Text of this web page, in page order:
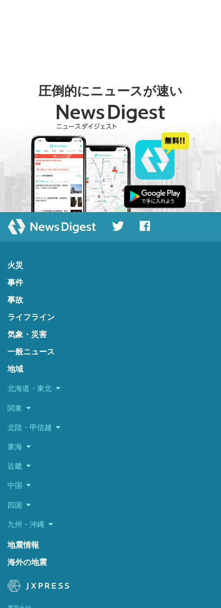
圧倒的にニュースが速い
火災
事件
事故
ライフライン
気象・災害
一般ニュース
地域
北海道・東北
関東
北陸・甲信越
東海
近畿
中国
四国
九州・沖縄
地震情報
海外の地震